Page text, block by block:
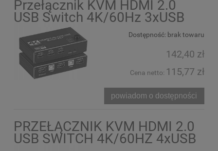
Przełącznik KVM HDMI 2.0
USB Switch 4K/60Hz 3xUSB
Dostępność: brak towaru
142,40 zł
Cena netto: 115,77 zł
powiadom o dostępności
PRZEŁĄCZNIK KVM HDMI 2.0
USB SWITCH 4K/60HZ 4xUSB